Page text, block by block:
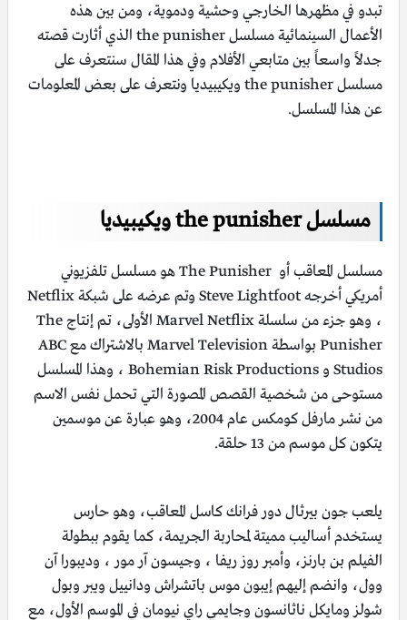
تبدو في مظهرها الخارجي وحشية ودموية، ومن بين هذه
الأعمال السينمائية مسلسل the punisher الذي أثارت قصته
جدلاً واسعاً بين متابعي الأفلام وفي هذا المقال سنتعرف على
مسلسل the punisher ويكيبيديا ونتعرف على بعض المعلومات
عن هذا المسلسل.
مسلسل the punisher ويكيبيديا
مسلسل المعاقب أو The Punisher هو مسلسل تلفزيوني
أمريكي أخرجه Steve Lightfoot وتم عرضه على شبكة Netflix
، وهو جزء من سلسلة Marvel Netflix الأولى، تم إنتاج The
Punisher بواسطة Marvel Television بالاشتراك مع ABC
Studios و Bohemian Risk Productions ، وهذا المسلسل
مستوحى من شخصية القصص المصورة التي تحمل نفس الاسم
من نشر مارفل كومكس عام 2004، وهو عبارة عن موسمين
يتكون كل موسم من 13 حلقة.
يلعب جون بيرثال دور فرانك كاسل المعاقب، وهو حارس
يستخدم أساليب مميتة لمحاربة الجريمة، كما يقوم ببطولة
الفيلم بن بارنز، وأمبر روز ريفا ، وجيسون آر مور ، وديبورا آن
وول، وانضم إليهم إيبون موس باتشراش ودانييل ويبر وبول
شولز ومايكل ناثانسون وجايمي راي نيومان في الموسم الأول، مع